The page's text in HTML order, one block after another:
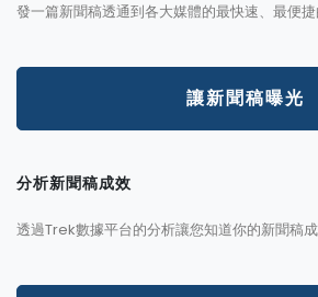
發一篇新聞稿透通到各大媒體的最快速、最便捷
讓新聞稿曝光
分析新聞稿成效
透過Trek數據平台的分析讓您知道你的新聞稿